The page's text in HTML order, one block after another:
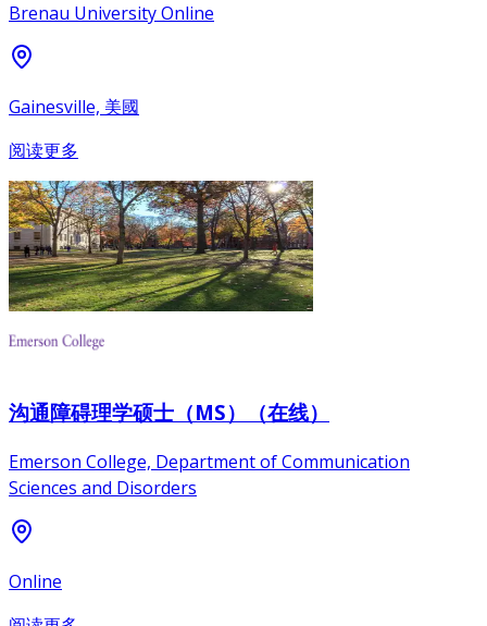
Brenau University Online
Gainesville, 美國
阅读更多
沟通障碍理学硕士（MS）（在线）
Emerson College, Department of Communication
Sciences and Disorders
Online